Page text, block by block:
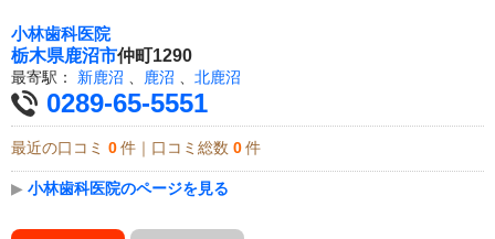
小林歯科医院
栃木県鹿沼市仲町1290
最寄駅： 新鹿沼 鹿沼 北鹿沼
0289-65-5551
最近の口コミ 0 件｜口コミ総数 0 件
▶ 小林歯科医院のページを見る